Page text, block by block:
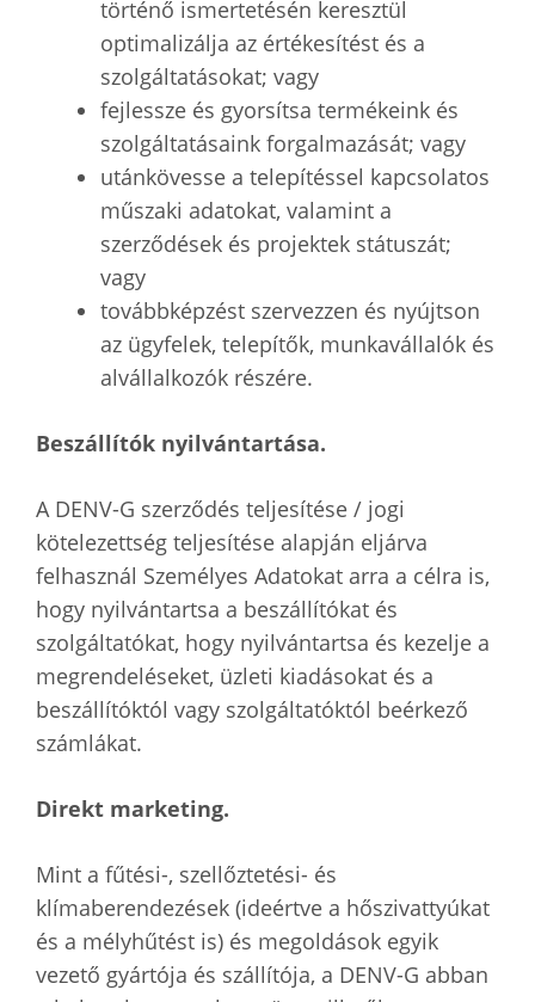
történő ismertetésén keresztül
optimalizálja az értékesítést és a
szolgáltatásokat; vagy
fejlessze és gyorsítsa termékeink és
szolgáltatásaink forgalmazását; vagy
utánkövesse a telepítéssel kapcsolatos
műszaki adatokat, valamint a
szerződések és projektek státuszát;
vagy
továbbképzést szervezzen és nyújtson
az ügyfelek, telepítők, munkavállalók és
alvállalkozók részére.
Beszállítók nyilvántartása.
A DENV-G szerződés teljesítése / jogi
kötelezettség teljesítése alapján eljárva
felhasznál Személyes Adatokat arra a célra is,
hogy nyilvántartsa a beszállítókat és
szolgáltatókat, hogy nyilvántartsa és kezelje a
megrendeléseket, üzleti kiadásokat és a
beszállítóktól vagy szolgáltatóktól beérkező
számlákat.
Direkt marketing.
Mint a fűtési-, szellőztetési- és
klímaberendezések (ideértve a hőszivattyúkat
és a mélyhűtést is) és megoldások egyik
vezető gyártója és szállítója, a DENV-G abban